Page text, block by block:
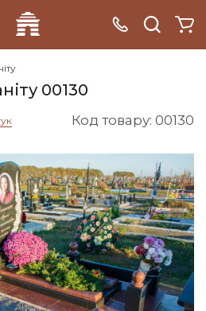
00130
Код товару: 00130